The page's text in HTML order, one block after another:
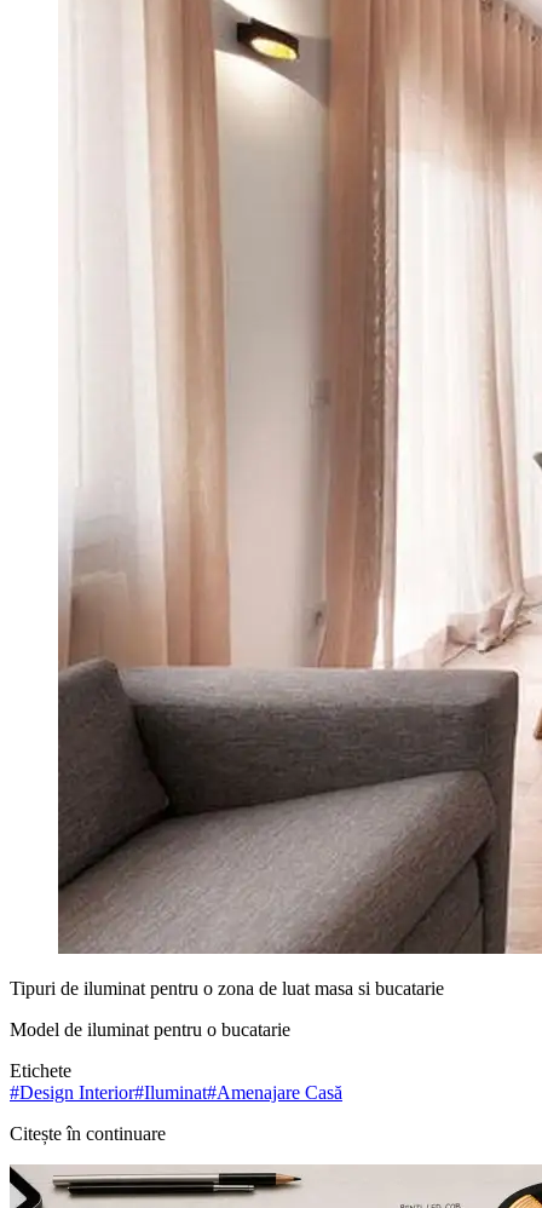
Tipuri de iluminat pentru o zona de luat masa si bucatarie
Model de iluminat pentru o bucatarie
Etichete
#Design Interior#Iluminat#Amenajare Casă
Citește în continuare